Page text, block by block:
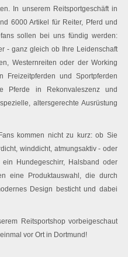
In unserem Reitsportgeschäft in
6000 Artikel für Reiter, Pferd und
sollen bei uns fündig werden:
- ganz gleich ob Ihre Leidenschaft
Westernreiten oder der Working
Freizeitpferden und Sportpferden
Pferde in Rekonvaleszenz und
altersgerechte Ausrüstung
kommen nicht zu kurz: ob Sie
winddicht, atmungsaktiv - oder
Hundegeschirr, Halsband oder
eine Produktauswahl, die durch
Design besticht und dabei
Reitsportshop vorbeigeschaut
vor Ort in Dortmund!